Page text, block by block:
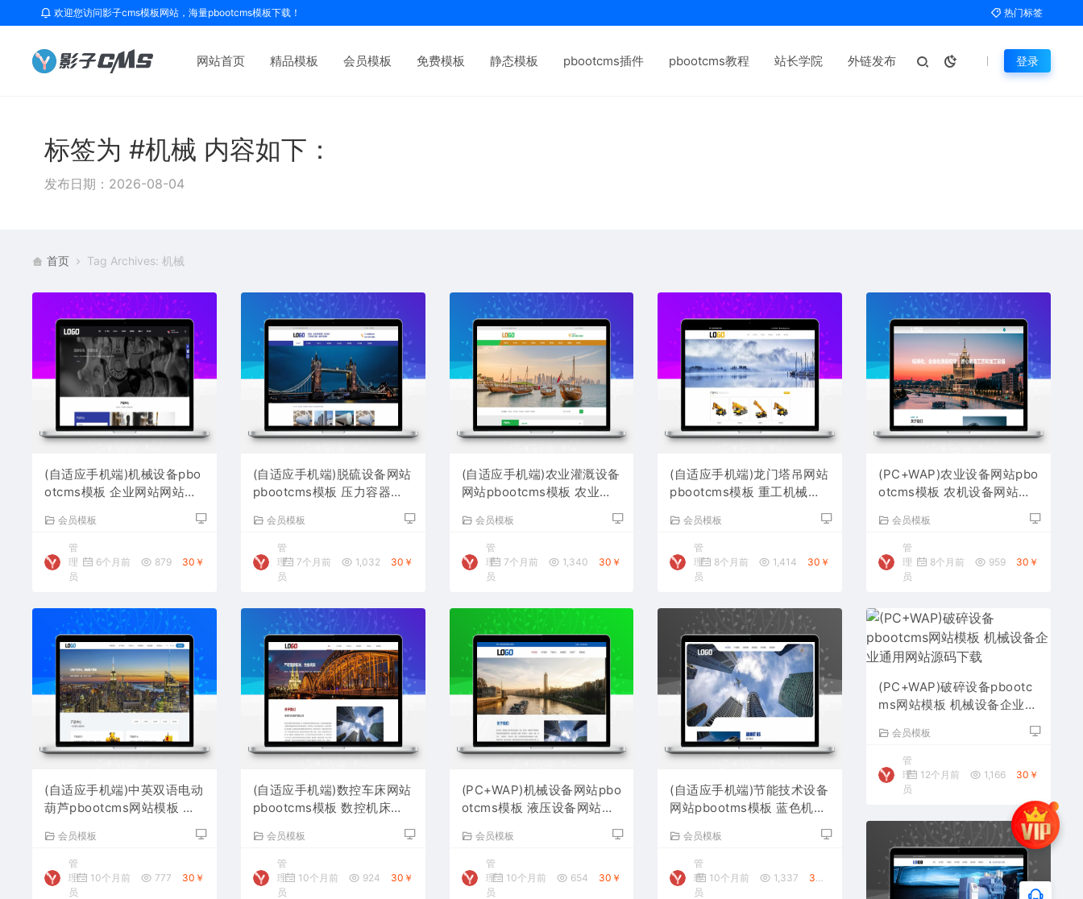
欢迎您访问影子cms模板网站，海量pbootcms模板下载！ 热门标签
网站首页 精品模板 会员模板 免费模板 静态模板 pbootcms插件 pbootcms教程 站长学院 外链发布 登录
标签为 #机械 内容如下：
发布日期：2026-08-04
首页 Tag Archives: 机械
(自适应手机端)机械设备pbo
otcms模板 企业网站网站源
会员模板
管
理
员
6个月前 879 30￥
(自适应手机端)脱硫设备网站
pbootcms模板 压力容器网
会员模板
管
理
员
7个月前 1,032 30￥
(自适应手机端)农业灌溉设备
网站pbootcms模板 农业机
会员模板
管
理
员
7个月前 1,340 30￥
(自适应手机端)龙门塔吊网站
pbootcms模板 重工机械设
会员模板
管
理
员
8个月前 1,414 30￥
(PC+WAP)农业设备网站pbo
otcms模板 农机设备网站源
会员模板
管
理
员
8个月前 959 30￥
(自适应手机端)中英双语电动
葫芦pbootcms网站模板 起
会员模板
管
理
员
10个月前 777 30￥
(自适应手机端)数控车床网站
pbootcms模板 数控机床网
会员模板
管
理
员
10个月前 924 30￥
(PC+WAP)机械设备网站pbo
otcms模板 液压设备网站源
会员模板
管
理
员
10个月前 654 30￥
(自适应手机端)节能技术设备
网站pbootms模板 蓝色机械
会员模板
管
理
员
10个月前 1,337 30￥
(PC+WAP)破碎设备pbootc
ms网站模板 机械设备企业通
会员模板
管
理
员
12个月前 1,166 30￥